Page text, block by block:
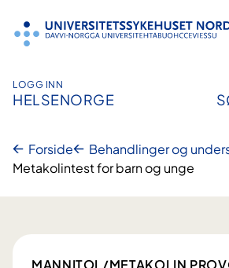
innhold
LOGG INN
HELSENORGE
Forside
Behandlinger og
Metakolintest for barn og unge
MANNITOL/METAKOLIN